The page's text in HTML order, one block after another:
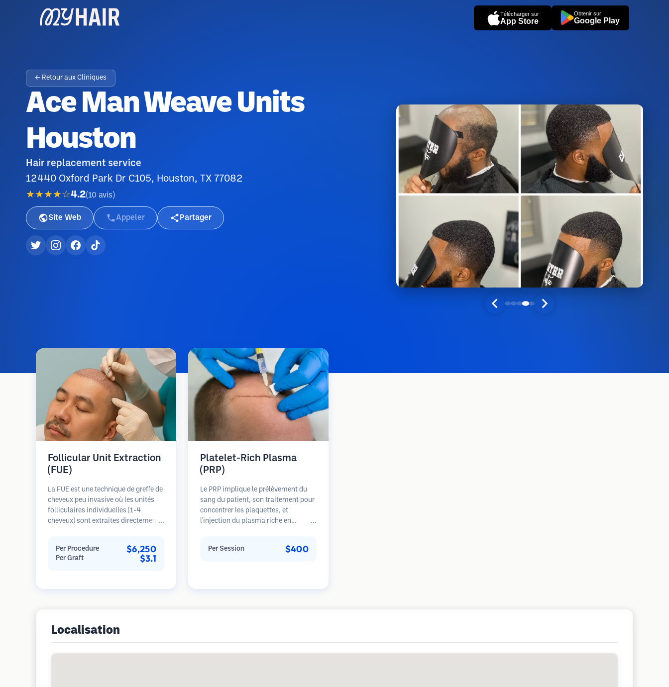
Télécharger sur
App Store
Obtenir sur
Google Play
← Retour aux Cliniques
Ace Man Weave Units
Houston
Hair replacement service
12440 Oxford Park Dr C105, Houston, TX 77082
★★★★☆4.2(10 avis )
Site Web Appeler Partager
Follicular Unit Extraction
(FUE)
La FUE est une technique de greffe de
cheveux peu invasive où les unités
folliculaires individuelles (1-4
cheveux) sont extraites directement
follicules sont ensuite implantés
dans les sites receveurs des zones
Per Procedure $6,250
Per Graft $3.1
Platelet-Rich Plasma
(PRP)
Le PRP implique le prélèvement du
sang du patient, son traitement pour
concentrer les plaquettes, et
l'injection du plasma riche en
dans les plaquettes peuvent stimuler
Per Session $400
Localisation